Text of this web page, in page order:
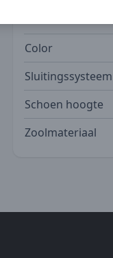
Color
Sluitingssysteem
Schoen hoogte
Zoolmateriaal